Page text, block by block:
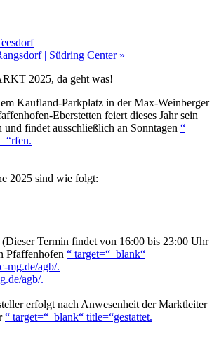
| Südring Center »
2025, da geht was!
Kaufland-Parkplatz in der Max-Weinberger
Eberstetten feiert dieses Jahr sein
und findet ausschließlich an Sonntagen “
2025 sind wie folgt:
(Dieser Termin findet von 16:00 bis 23:00 Uhr
Pfaffenhofen “ target=“_blank“
mg.de/agb/.
agb/.
erfolgt nach Anwesenheit der Marktleiter
“ target=“_blank“ title=“gestattet.